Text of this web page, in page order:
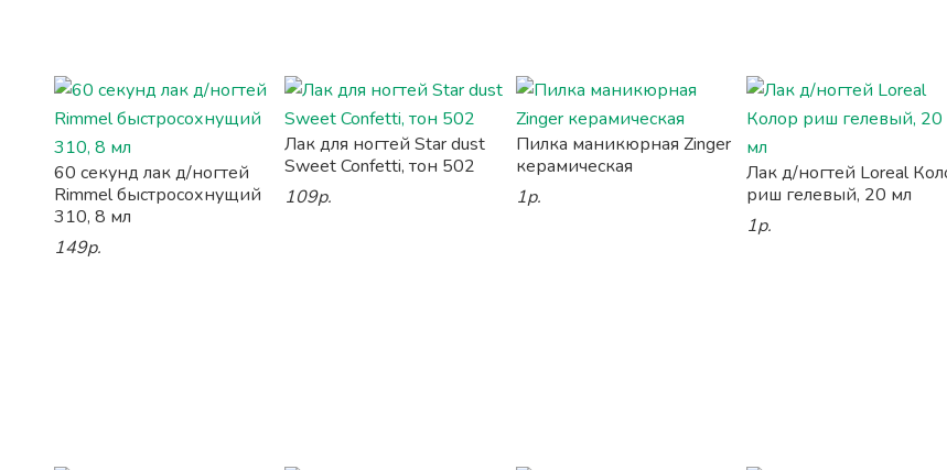
60 секунд лак д/ногтей
Rimmel быстросохнущий
310, 8 мл
149р.
Лак для ногтей Star dust
Sweet Confetti, тон 502
109р.
Пилка маникюрная Zinger
керамическая
1р.
Лак д/ногтей Loreal
риш гелевый, 20 мл
1р.